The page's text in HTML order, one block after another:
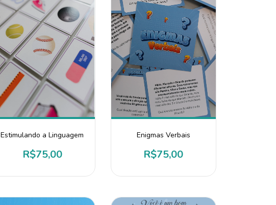
Estimulando a Linguagem
R$75,00
Enigmas Verbais
R$75,00